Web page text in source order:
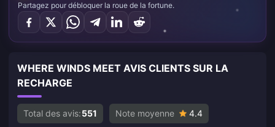
Partagez pour débloquer la roue de la fortune.
WHERE WINDS MEET AVIS CLIENTS SUR LA
RECHARGE
Total des avis:551 Note moyenne 4.4